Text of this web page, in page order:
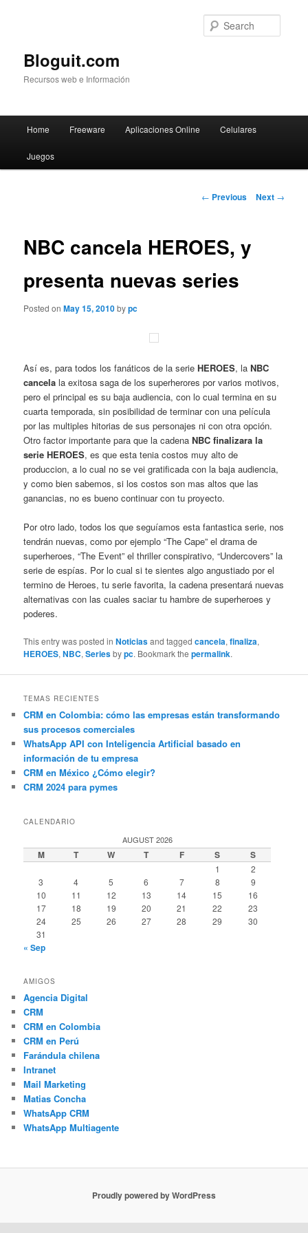
Bloguit.com
Recursos web e Información
Skip
to
Home Freeware Aplicaciones Online Celulares
Juegos
Post
← Previous Next →
NBC cancela HEROES, y
presenta nuevas series
Posted onMay 15, 2010bypc
Así es, para todos los fanáticos de la serieHEROES, laNBC
cancela la exitosa saga de los superherores por varios motivos,
pero el principal es su baja audiencia, con lo cual termina en su
cuarta temporada, sin posibilidad de terminar con una película
por las multiples hitorias de sus personajes ni con otra opción.
Otro factor importante para que la cadenaNBC finalizara la
serie HEROES, es que esta tenia costos muy alto de
produccion, a lo cual no se vei gratificada con la baja audiencia,
y como bien sabemos, si los costos son mas altos que las
ganancias, no es bueno continuar con tu proyecto.
Por otro lado, todos los que seguíamos esta fantastica serie, nos
tendrán nuevas, como por ejemplo “The Cape” el drama de
superheroes, “The Event” el thriller conspirativo, “Undercovers” la
serie de espías. Por lo cual si te sientes algo angustiado por el
termino de Heroes, tu serie favorita, la cadena presentará nuevas
alternativas con las cuales saciar tu hambre de superheroes y
poderes.
This entry was posted inNoticiasand taggedcancela,finaliza,
HEROES,NBC,Seriesbypc. Bookmark thepermalink.
TEMAS RECIENTES
CRM en Colombia: cómo las empresas están transformando
sus procesos comerciales
WhatsApp API con Inteligencia Artificial basado en
información de tu empresa
CRM en México ¿Cómo elegir?
CRM 2024 para pymes
CALENDARIO
AUGUST 2026
M T W T F S S
1
2
3
4 5 6 7 8
9
10
11 12 13 14 15
16
17
18 19 20 21 22
23
24
25 26 27 28 29
30
31
« Sep
AMIGOS
Agencia Digital
CRM
CRM en Colombia
CRM en Perú
Farándula chilena
Intranet
Mail Marketing
Matias Concha
WhatsApp CRM
WhatsApp Multiagente
Proudly powered by WordPress